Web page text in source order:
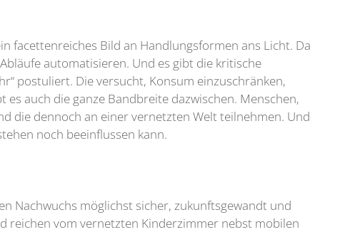
facettenreiches Bild an Handlungsformen ans Licht. Da
automatisieren. Und es gibt die kritische
postuliert. Die versucht, Konsum einzuschränken,
auch die ganze Bandbreite dazwischen. Menschen,
die dennoch an einer vernetzten Welt teilnehmen. Und
noch beeinflussen kann.
Nachwuchs möglichst sicher, zukunftsgewandt und
reichen vom vernetzten Kinderzimmer nebst mobilen